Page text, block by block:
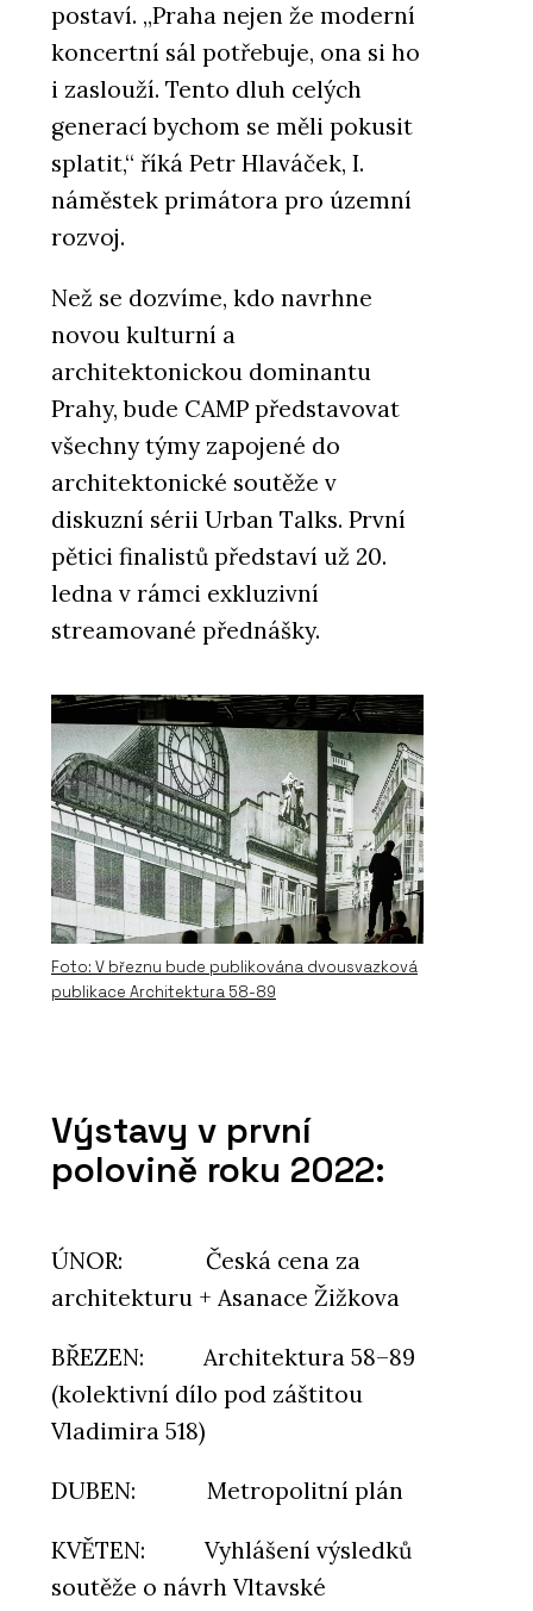
postaví. „Praha nejen že moderní
koncertní sál potřebuje, ona si ho
i zaslouží. Tento dluh celých
generací bychom se měli pokusit
splatit,“ říká Petr Hlaváček, I.
náměstek primátora pro územní
rozvoj.
Než se dozvíme, kdo navrhne
novou kulturní a
architektonickou dominantu
Prahy, bude CAMP představovat
všechny týmy zapojené do
architektonické soutěže v
diskuzní sérii Urban Talks. První
pětici finalistů představí už 20.
ledna v rámci exkluzivní
streamované přednášky.
Foto: V březnu bude publikována dvousvazková
publikace Architektura 58-89
Výstavy v první
polovině roku 2022:
ÚNOR: Česká cena za
architekturu + Asanace Žižkova
BŘEZEN: Architektura 58–89
(kolektivní dílo pod záštitou
Vladimira 518)
DUBEN: Metropolitní plán
KVĚTEN: Vyhlášení výsledků
soutěže o návrh Vltavské